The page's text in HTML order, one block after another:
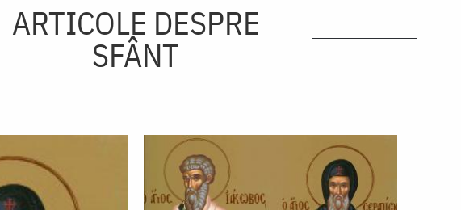
ARTICOLE DESPRE
SFÂNT